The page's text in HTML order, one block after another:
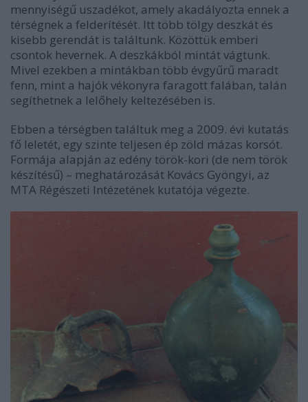
mennyiségű uszadékot, amely akadályozta ennek a
térségnek a felderítését. Itt több tölgy deszkát és
kisebb gerendát is találtunk. Közöttük emberi
csontok hevernek. A deszkákból mintát vágtunk.
Mivel ezekben a mintákban több évgyűrű maradt
fenn, mint a hajók vékonyra faragott falában, talán
segíthetnek a lelőhely keltezésében is.
Ebben a térségben találtuk meg a 2009. évi kutatás
fő leletét, egy szinte teljesen ép zöld mázas korsót.
Formája alapján az edény török-kori (de nem török
készítésű) – meghatározását Kovács Gyöngyi, az
MTA Régészeti Intézetének kutatója végezte.